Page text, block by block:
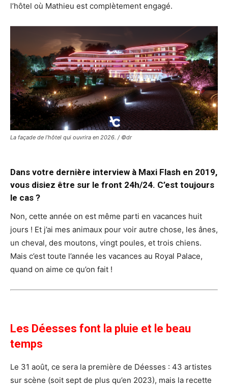
l’hôtel où Mathieu est complètement engagé.
La façade de l’hôtel qui ouvrira en 2026. / ©dr
Dans votre dernière interview à Maxi Flash en 2019,
vous disiez être sur le front 24h/24. C’est toujours
le cas ?
Non, cette année on est même parti en vacances huit
jours ! Et j’ai mes animaux pour voir autre chose, les ânes,
un cheval, des moutons, vingt poules, et trois chiens.
Mais c’est toute l’année les vacances au Royal Palace,
quand on aime ce qu’on fait !
Les Déesses font la pluie et le beau
temps
Le 31 août, ce sera la première de Déesses : 43 artistes
sur scène (soit sept de plus qu’en 2023), mais la recette